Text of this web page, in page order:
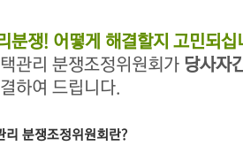
분쟁! 어떻게 해결할지 고민되십
관리 분쟁조정위원회가 당사자
하여 드립니다.
리 분쟁조정위원회란?